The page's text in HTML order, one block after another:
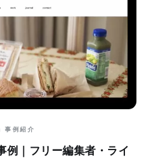
例紹介
｜フリー編集者・ライ